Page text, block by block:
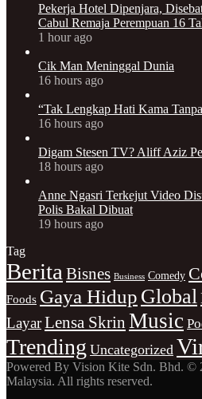
Pekerja Hotel Dipenjara,
Cabul Remaja Perempuan 16
1 hour ago
Cik Man Meninggal Dunia
16 hours ago
“Tak Lengkap Hati Kama
16 hours ago
Digam Stesen TV? Aliff Aziz
18 hours ago
Anne Ngasri Terkejut Video
Polis Bakal Dibuat
19 hours ago
Tag
Berita Bisnes Business Comedy
Foods Gaya Hidup Global
LayarLensa Skrin Music
Trending Uncategorized
Powered By Vision Kite Sdn. Bhd. ©
Malaysia. All rights reserved.